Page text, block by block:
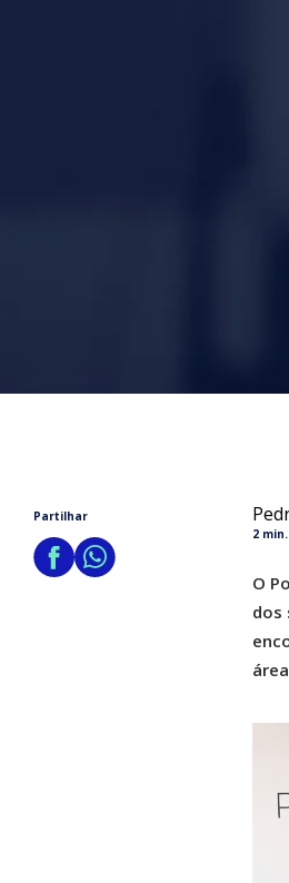
Partilhar
2
O
dos